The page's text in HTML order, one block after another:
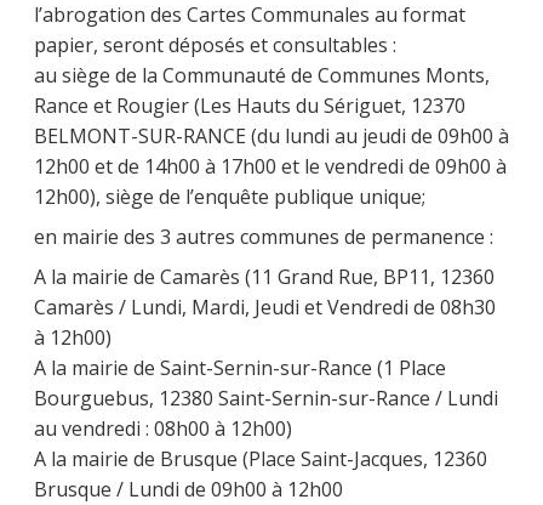
l’abrogation des Cartes Communales au format
papier, seront déposés et consultables :
au siège de la Communauté de Communes Monts,
Rance et Rougier (Les Hauts du Sériguet, 12370
BELMONT-SUR-RANCE (du lundi au jeudi de 09h00 à
12h00 et de 14h00 à 17h00 et le vendredi de 09h00 à
12h00), siège de l’enquête publique unique;
en mairie des 3 autres communes de permanence :
A la mairie de Camarès (11 Grand Rue, BP11, 12360
Camarès / Lundi, Mardi, Jeudi et Vendredi de 08h30
à 12h00)
A la mairie de Saint-Sernin-sur-Rance (1 Place
Bourguebus, 12380 Saint-Sernin-sur-Rance / Lundi
au vendredi : 08h00 à 12h00)
A la mairie de Brusque (Place Saint-Jacques, 12360
Brusque / Lundi de 09h00 à 12h00